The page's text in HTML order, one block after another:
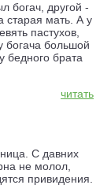
богач, другой -
старая мать. А у
пастухов,
богача большой
бедного брата
читать
С давних
не молол,
привидения.